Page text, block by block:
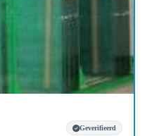
Geverifieerd